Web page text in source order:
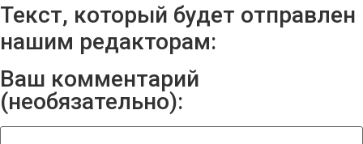
Текст, который будет отправлен
нашим редакторам:
Ваш комментарий
(необязательно):